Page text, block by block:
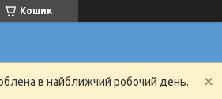
Кошик
в найближчий робочий день.